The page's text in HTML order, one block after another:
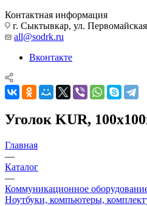
Контактная информация
г. Сыктывкар, ул.
all@sodrk.ru
Вконтакте
Уголок KUR,
Главная
—
Каталог
—
Коммуникационное
Ноутбуки, компьютеры,